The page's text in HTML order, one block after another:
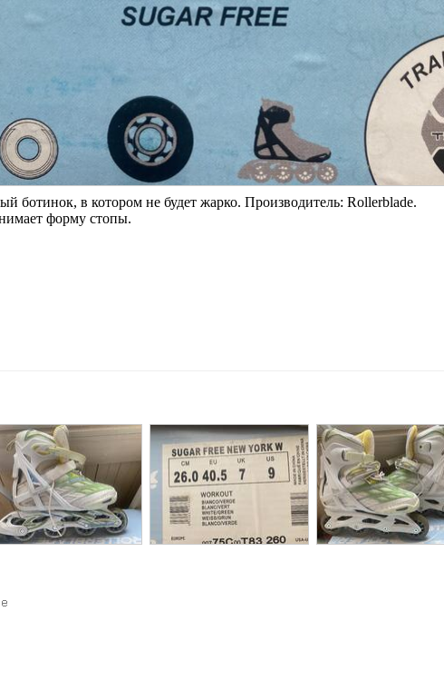
ботинок, в котором не будет жарко. Производитель: Rollerblade.
форму стопы.